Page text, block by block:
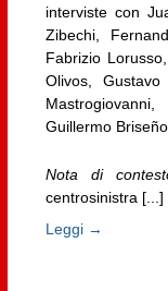
interviste con
Zibechi,
Fabrizio
Olivos,
Guillermo
Nota di
centrosinistra [...]
Leggi →